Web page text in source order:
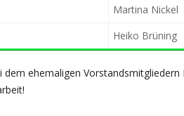
Martina Nickel
Heiko Brüning
dem ehemaligen